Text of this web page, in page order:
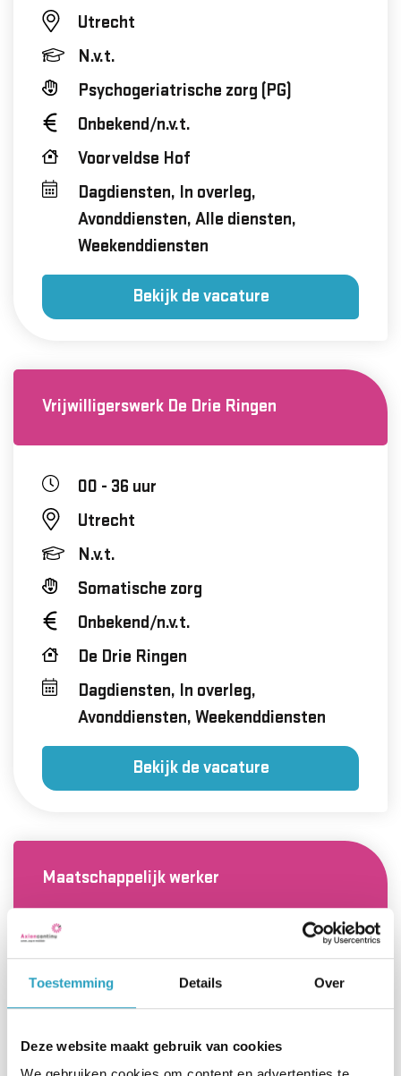
Toestemming Details Over
Deze website maakt gebruik van cookies
Utrecht
N.v.t.
Psychogeriatrische zorg (PG)
Onbekend/n.v.t.
Voorveldse Hof
Dagdiensten, In overleg,
Avonddiensten, Alle diensten,
Weekenddiensten
Bekijk de vacature
Vrijwilligerswerk De Drie Ringen
00 - 36 uur
Utrecht
N.v.t.
Somatische zorg
Onbekend/n.v.t.
De Drie Ringen
Dagdiensten, In overleg,
Avonddiensten, Weekenddiensten
Bekijk de vacature
Maatschappelijk werker
00 - 24 uur
Utrecht
Ik ben goed in iets anders,